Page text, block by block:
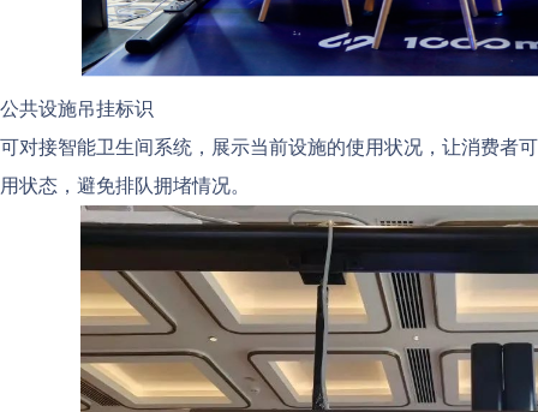
公共设施吊挂标识
可对接智能卫生间系统，展示当前设施的使用状况，让消费者
用状态，避免排队拥堵情况。